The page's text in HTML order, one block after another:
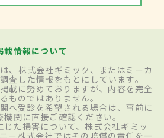
載情報について
、株式会社ギミック、またはミーカ
査した情報をもとにしています。
載に努めておりますが、内容を完全
ものではありません。
へ受診を希望される場合は、事前に
関に直接ご確認ください。
じた損害について、株式会社ギミッ
ー株式会社ではその賠償の責任を一